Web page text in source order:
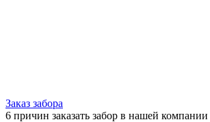
Заказ забора
6 причин заказать забор в нашей компании